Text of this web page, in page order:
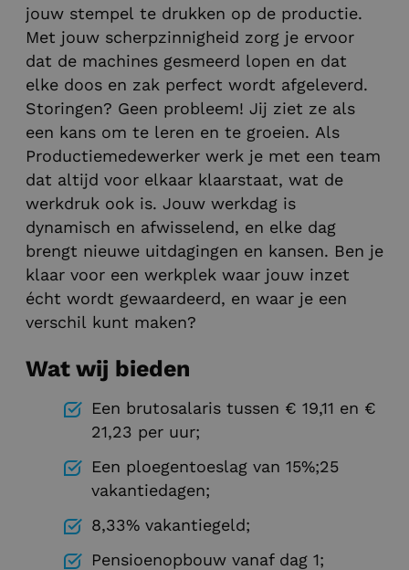
jouw stempel te drukken op de productie.
Met jouw scherpzinnigheid zorg je ervoor
dat de machines gesmeerd lopen en dat
elke doos en zak perfect wordt afgeleverd.
Storingen? Geen probleem! Jij ziet ze als
een kans om te leren en te groeien. Als
Productiemedewerker werk je met een team
dat altijd voor elkaar klaarstaat, wat de
werkdruk ook is. Jouw werkdag is
dynamisch en afwisselend, en elke dag
brengt nieuwe uitdagingen en kansen. Ben je
klaar voor een werkplek waar jouw inzet
écht wordt gewaardeerd, en waar je een
verschil kunt maken?
Wat wij bieden
Een brutosalaris tussen € 19,11 en €
21,23 per uur;
Een ploegentoeslag van 15%;25
vakantiedagen;
8,33% vakantiegeld;
Pensioenopbouw vanaf dag 1;